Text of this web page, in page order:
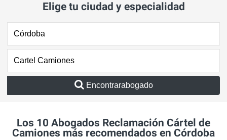
Elige tu ciudad y especialidad
Encontrarabogado
Los 10 Abogados Reclamación Cártel de
Camiones más recomendados en Córdoba